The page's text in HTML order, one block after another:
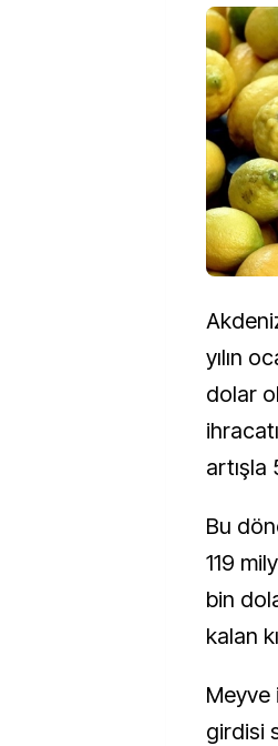
yılın
dolar
artışla
Bu
119
bin
kalan
Meyve
girdisi